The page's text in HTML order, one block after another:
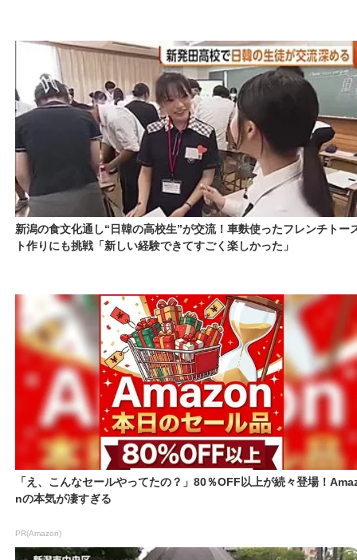
新潟の食文化通し“日韓の高校生”が交流！車麩使ったフレンチトー
ト作りにも挑戦「新しい経験できてすごく楽しかった」
「え、こんなセールやってたの？」80％OFF以上が続々登場！
nの本気が凄すぎる
PR(Amazon)